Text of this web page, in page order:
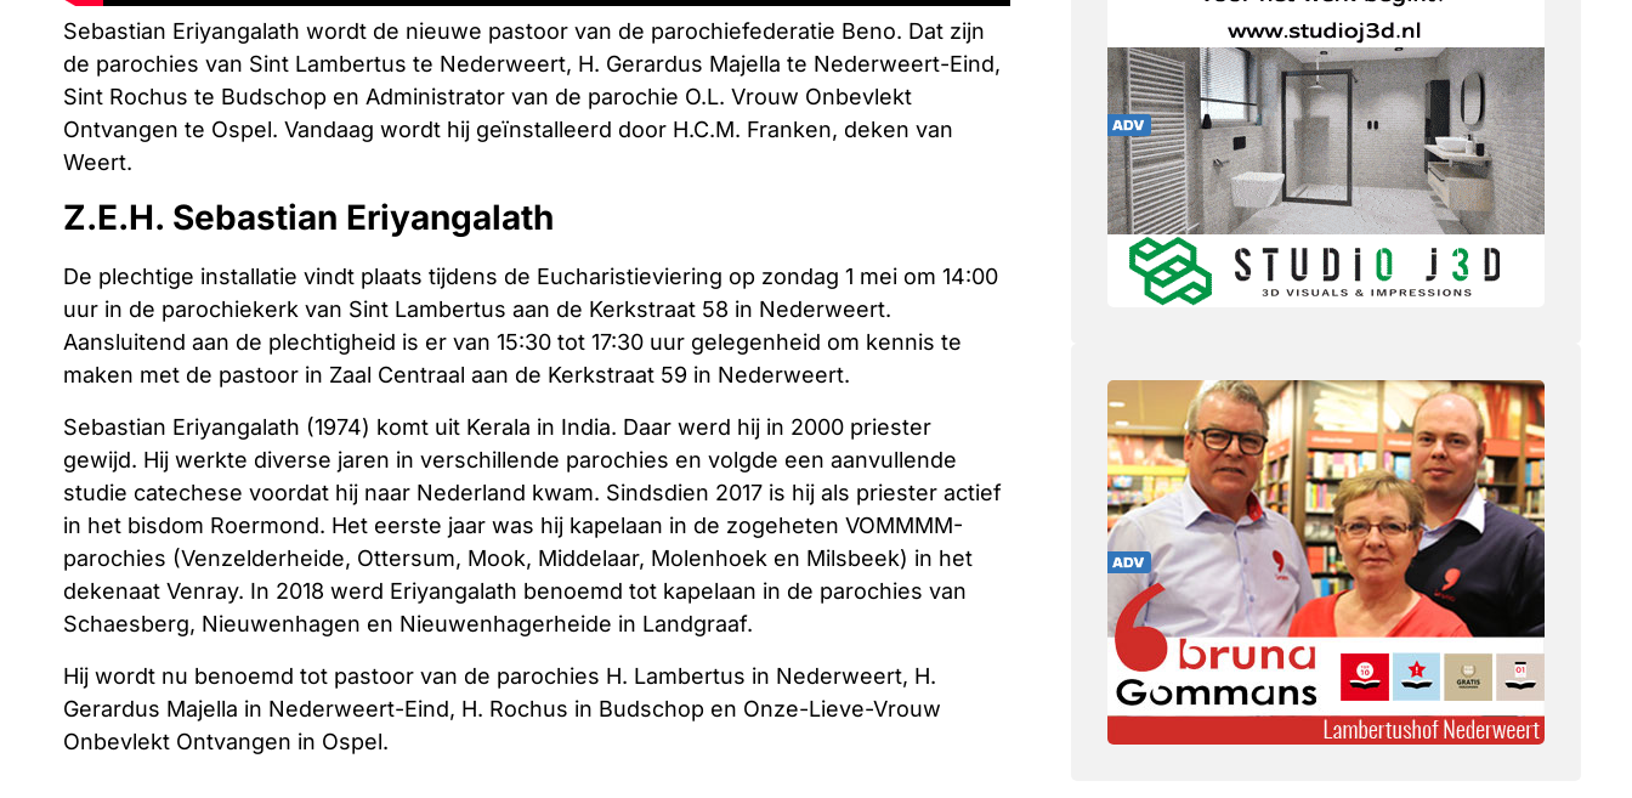
Sebastian Eriyangalath wordt de nieuwe pastoor van de parochiefederatie Beno. Dat zijn
de parochies van Sint Lambertus te Nederweert, H. Gerardus Majella te Nederweert-Eind,
Sint Rochus te Budschop en Administrator van de parochie O.L. Vrouw Onbevlekt
Ontvangen te Ospel. Vandaag wordt hij geïnstalleerd door H.C.M. Franken, deken van
Weert.
Z.E.H. Sebastian Eriyangalath
De plechtige installatie vindt plaats tijdens de Eucharistieviering op zondag 1 mei om 14:00
uur in de parochiekerk van Sint Lambertus aan de Kerkstraat 58 in Nederweert.
Aansluitend aan de plechtigheid is er van 15:30 tot 17:30 uur gelegenheid om kennis te
maken met de pastoor in Zaal Centraal aan de Kerkstraat 59 in Nederweert.
Sebastian Eriyangalath (1974) komt uit Kerala in India. Daar werd hij in 2000 priester
gewijd. Hij werkte diverse jaren in verschillende parochies en volgde een aanvullende
studie catechese voordat hij naar Nederland kwam. Sindsdien 2017 is hij als priester actief
in het bisdom Roermond. Het eerste jaar was hij kapelaan in de zogeheten VOMMMM-
parochies (Venzelderheide, Ottersum, Mook, Middelaar, Molenhoek en Milsbeek) in het
dekenaat Venray. In 2018 werd Eriyangalath benoemd tot kapelaan in de parochies van
Schaesberg, Nieuwenhagen en Nieuwenhagerheide in Landgraaf.
Hij wordt nu benoemd tot pastoor van de parochies H. Lambertus in Nederweert, H.
Gerardus Majella in Nederweert-Eind, H. Rochus in Budschop en Onze-Lieve-Vrouw
Onbevlekt Ontvangen in Ospel.